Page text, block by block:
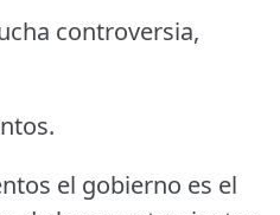
controversia,
el gobierno es el